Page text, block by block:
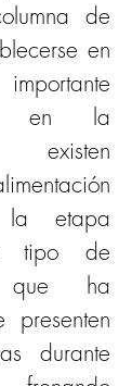
de
en
en la
existen
la etapa
tipo de
que ha
durante